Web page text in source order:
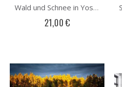
Wald und Schnee in Yosemite Park Fototapete
21,00 €